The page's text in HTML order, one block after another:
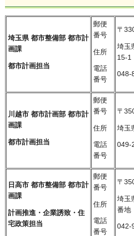
埼玉県 都市整備部 都市計
画課
都市計画担当
郵便
番号
住所
電話
番号
〒
埼玉
15-1
048-
川越市 都市計画部 都市計
画課
都市計画担当
郵便
番号
住所
電話
番号
〒
埼玉
049-
日高市 都市整備部 都市計
画課
計画推進・企業誘致・住
宅政策担当
郵便
番号
住所
電話
番号
〒
埼玉
番地
042-